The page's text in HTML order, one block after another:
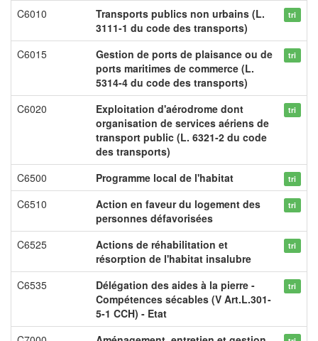
C6010
Transports publics non urbains (L.
3111-1 du code des transports)
tri
C6015
Gestion de ports de plaisance ou de
ports maritimes de commerce (L.
5314-4 du code des transports)
tri
C6020
Exploitation d'aérodrome dont
organisation de services aériens de
transport public (L. 6321-2 du code
des transports)
tri
C6500 Programme local de l'habitat tri
C6510
Action en faveur du logement des
personnes défavorisées
tri
C6525
Actions de réhabilitation et
résorption de l'habitat insalubre
tri
C6535
Délégation des aides à la pierre -
Compétences sécables (V Art.L.301-
5-1 CCH) - Etat
tri